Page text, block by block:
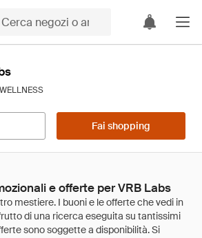
Fai shopping
e offerte per VRB Labs